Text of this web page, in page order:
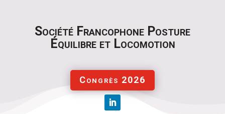
Société Francophone Posture
Équilibre et Locomotion
Congrès 2026